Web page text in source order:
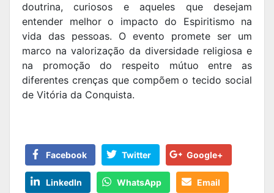
doutrina, curiosos e aqueles que desejam
entender melhor o impacto do Espiritismo na
vida das pessoas. O evento promete ser um
marco na valorização da diversidade religiosa e
na promoção do respeito mútuo entre as
diferentes crenças que compõem o tecido social
de Vitória da Conquista.
Facebook Twitter Google+
LinkedIn WhatsApp Email